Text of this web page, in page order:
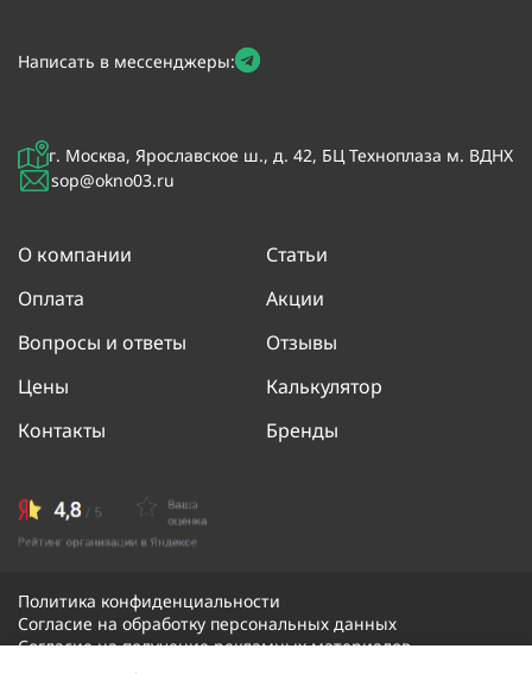
г. Москва, Ярославское ш., д. 42, БЦ Техноплаза м. ВДНХ
sop@okno03.ru
О компании
Статьи
Оплата
Акции
Вопросы и ответы
Отзывы
Цены
Калькулятор
Контакты
Бренды
Написать в мессенджеры:
Политика конфиденциальности
Согласие на обработку персональных данных
Согласие на получение рекламных материалов